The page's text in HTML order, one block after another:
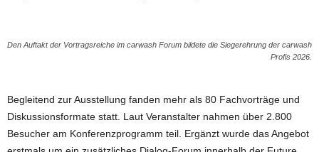
Den Auftakt der Vortragsreiche im carwash Forum bildete die Siegerehrung der carwash
Profis 2026.
Begleitend zur Ausstellung fanden mehr als 80 Fachvorträge und
Diskussionsformate statt. Laut Veranstalter nahmen über 2.800
Besucher am Konferenzprogramm teil. Ergänzt wurde das Angebot